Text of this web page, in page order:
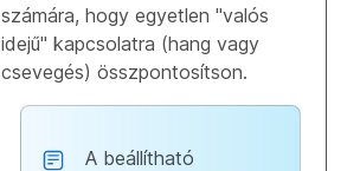
számára, hogy egyetlen "valós
idejű" kapcsolatra (hang vagy
csevegés) összpontosítson.
A beállítható